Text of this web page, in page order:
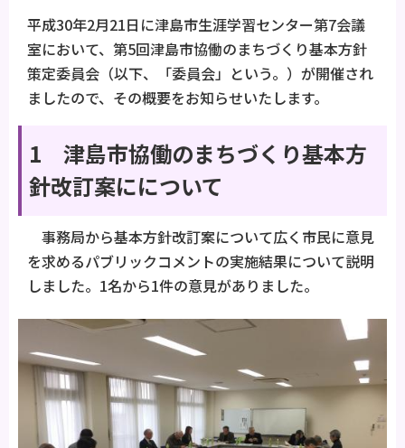
平成30年2月21日に津島市生涯学習センター第7会議
室において、第5回津島市協働のまちづくり基本方針
策定委員会（以下、「委員会」という。）が開催され
ましたので、その概要をお知らせいたします。
1 津島市協働のまちづくり基本方
針改訂案にについて
事務局から基本方針改訂案について広く市民に意見
を求めるパブリックコメントの実施結果について説明
しました。1名から1件の意見がありました。